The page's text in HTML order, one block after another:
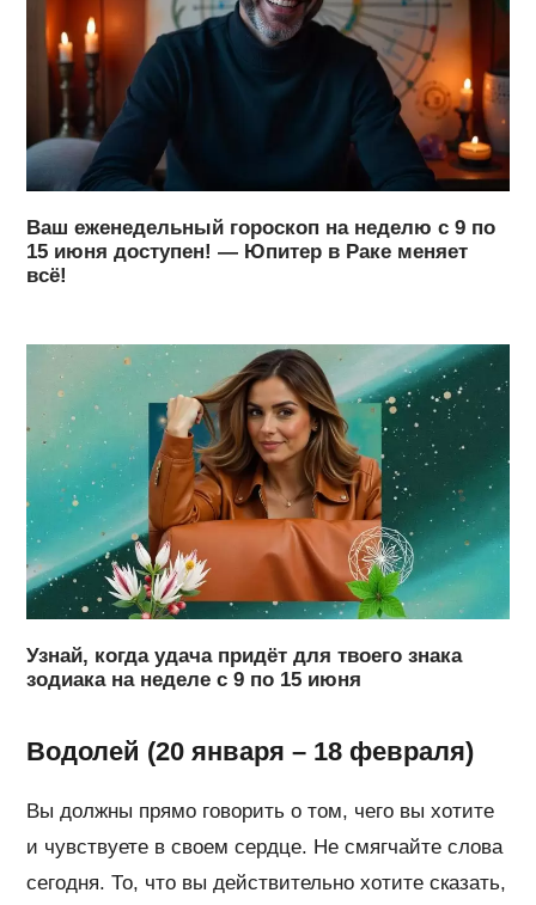
Ваш еженедельный гороскоп на неделю с 9 по
15 июня доступен! — Юпитер в Раке меняет
всё!
Узнай, когда удача придёт для твоего знака
зодиака на неделе с 9 по 15 июня
Водолей (20 января – 18 февраля)
Вы должны прямо говорить о том, чего вы хотите
и чувствуете в своем сердце. Не смягчайте слова
сегодня. То, что вы действительно хотите сказать,